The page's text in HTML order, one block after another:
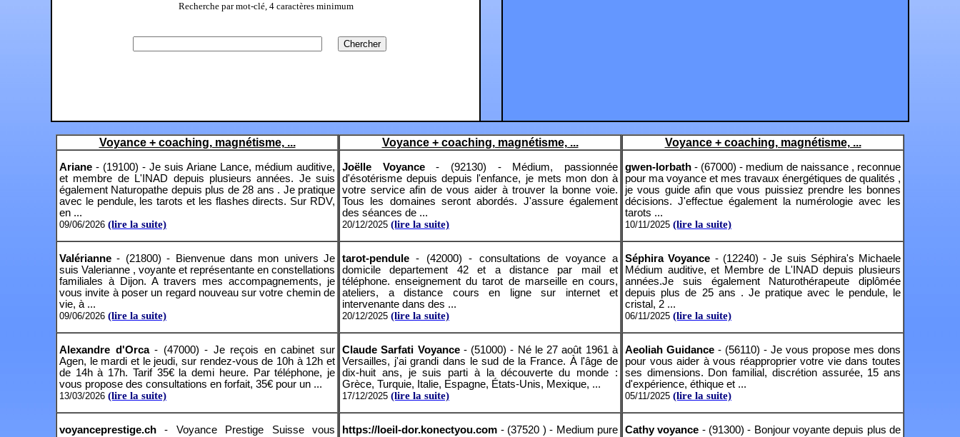
Recherche par mot-clé, 4 caractères minimum
Voyance + coaching, magnétisme, ...
Ariane - (19100) - Je suis Ariane Lance, médium auditive,
et membre de L'INAD depuis plusieurs années. Je suis
également Naturopathe depuis plus de 28 ans . Je pratique
avec le pendule, les tarots et les flashes directs. Sur RDV,
en ...
09/06/2026 (lire la suite)
Valérianne - (21800) - Bienvenue dans mon univers Je
suis Valerianne , voyante et représentante en constellations
familiales à Dijon. A travers mes accompagnements, je
vous invite à poser un regard nouveau sur votre chemin de
vie, à ...
09/06/2026 (lire la suite)
Alexandre d'Orca- (47000) - Je reçois en cabinet sur
Agen, le mardi et le jeudi, sur rendez-vous de 10h à 12h et
de 14h à 17h. Tarif 35€ la demi heure. Par téléphone, je
vous propose des consultations en forfait, 35€ pour un ...
13/03/2026 (lire la suite)
voyanceprestige.ch - Voyance Prestige Suisse vous
Voyance + coaching, magnétisme, ...
Joëlle Voyance- (92130) - Médium, passionnée
d'ésotérisme depuis depuis l'enfance, je mets mon don à
votre service afin de vous aider à trouver la bonne voie.
Tous les domaines seront abordés. J'assure également
des séances de ...
20/12/2025 (lire la suite)
tarot-pendule - (42000) - consultations de voyance a
domicile departement 42 et a distance par mail et
téléphone. enseignement du tarot de marseille en cours,
ateliers, a distance cours en ligne sur internet et
intervenante dans des ...
20/12/2025 (lire la suite)
Claude Sarfati Voyance- (51000) - Né le 27 août 1961 à
Versailles, j'ai grandi dans le sud de la France. À l'âge de
dix-huit ans, je suis parti à la découverte du monde :
Grèce, Turquie, Italie, Espagne, États-Unis, Mexique, ...
17/12/2025 (lire la suite)
https://loeil-dor.konectyou.com - (37520 ) - Medium pure
Voyance + coaching, magnétisme, ...
gwen-lorbath - (67000) - medium de naissance , reconnue
pour ma voyance et mes travaux énergétiques de qualités ,
je vous guide afin que vous puissiez prendre les bonnes
décisions. J'effectue également la numérologie avec les
tarots ...
10/11/2025 (lire la suite)
Séphira Voyance - (12240) - Je suis Séphira's Michaele
Médium auditive, et Membre de L'INAD depuis plusieurs
années.Je suis également Naturothérapeute diplômée
depuis plus de 25 ans . Je pratique avec le pendule, le
cristal, 2 ...
06/11/2025 (lire la suite)
Aeoliah Guidance - (56110) - Je vous propose mes dons
pour vous aider à vous réapproprier votre vie dans toutes
ses dimensions. Don familial, discrétion assurée, 15 ans
d'expérience, éthique et ...
05/11/2025 (lire la suite)
Cathy voyance - (91300) - Bonjour voyante depuis plus de